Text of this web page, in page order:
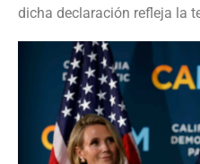
dicha declaración refleja la